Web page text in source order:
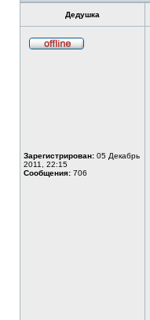
Дедушка
Зарегистрирован: 05 Декабрь
2011, 22:15
Сообщения: 706